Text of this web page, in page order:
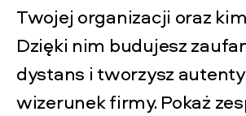
Twojej organizacji oraz
Dzięki nim budujesz
dystans i tworzysz
wizerunek firmy. Pokaż